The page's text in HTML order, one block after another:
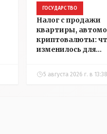
ГОСУДАРСТВО
Налог с продажи
квартиры,
криптовалюты:
изменилось для
5 августа 2026 г. в 13:38